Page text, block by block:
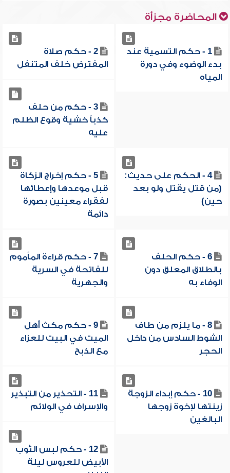
المحاضرة مجزأة
1 - حكم التسمية عند
بدء الوضوء وفي دورة
المياه
2 - حكم صلاة
المفترض خلف المتنفل
3 - حكم من حلف
كذباً خشية وقوع الظلم
عليه
4 - الحكم على حديث:
(من قتل يقتل ولو بعد
حين)
5 - حكم إخراج الزكاة
قبل موعدها وإعطائها
لفقراء معينين بصورة
دائمة
6 - حكم الحلف
بالطلاق المعلق دون
الوفاء به
7 - حكم قراءة المأموم
للفاتحة في السرية
والجهرية
8 - ما يلزم من طاف
الشوط السادس من داخل
الحجر
9 - حكم مكث أهل
الميت في البيت للعزاء
مع الذبح
10 - حكم إبداء الزوجة
زينتها لإخوة زوجها
البالغين
11 - التحذير من التبذير
والإسراف في الولائم
12 - حكم لبس الثوب
الأبيض للعروس ليلة